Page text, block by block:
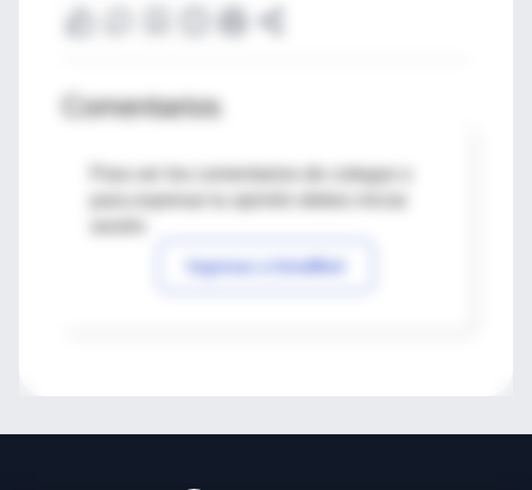
Comentarios
Para ver los comentarios de colegas o
Ingresar a IntraMed